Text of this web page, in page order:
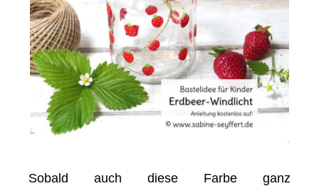
Sobald auch diese Farbe ganz